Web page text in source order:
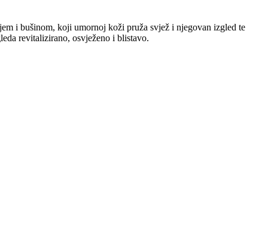
i bušinom, koji umornoj koži pruža svjež i njegovan izgled te
revitalizirano, osvježeno i blistavo.